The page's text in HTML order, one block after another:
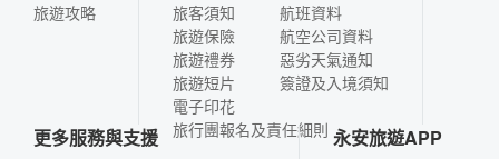
旅遊攻略
旅客須知
旅遊保險
旅遊禮券
旅遊短片
電子印花
航班資料
航空公司資料
惡劣天氣通知
簽證及入境須知
旅行團報名及責任細則
更多服務與支援 永安旅遊APP